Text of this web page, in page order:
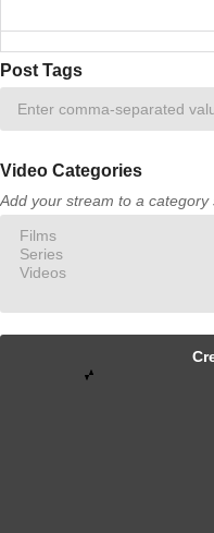
Post Tags
Video Categories
Add your stream to a category